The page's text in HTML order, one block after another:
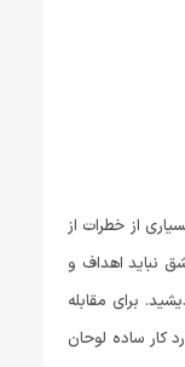
از خطرات از
نباید اهداف و
برای مقابله
کار ساده لوحان